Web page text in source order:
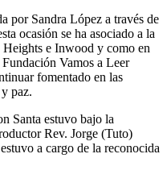
por Sandra López a través de
ocasión se ha asociado a la
e Inwood y como en
Fundación Vamos a Leer
fomentado en las
paz.
Santa estuvo bajo la
Rev. Jorge (Tuto)
a cargo de la reconocida